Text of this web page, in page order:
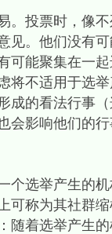
投票时，像不
见。他们没有
可能聚集在一
将不适用于选
成的看法行事
会影响他们的
选举产生的机
可称为其社群
随着选举产生